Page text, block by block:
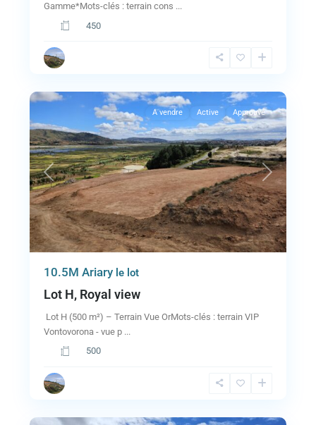
Gamme*Mots-clés : terrain cons ...
450
Previous Next
A vendre Active Approuvé
10.5M Ariary le lot
Lot H, Royal view
Lot H (500 m²) – Terrain Vue OrMots-clés : terrain VIP
Vontovorona - vue p ...
500